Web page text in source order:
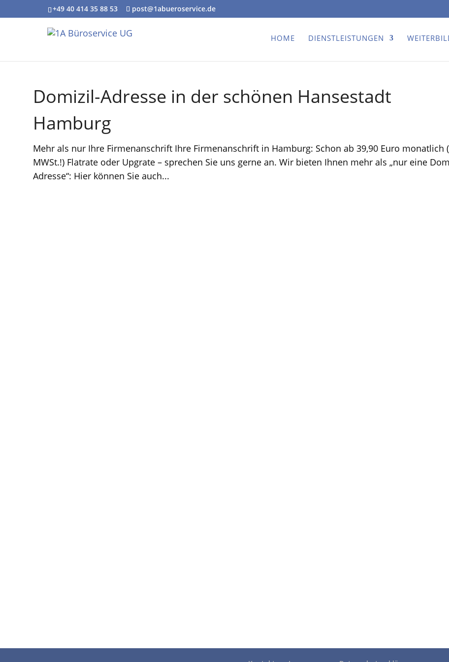
+49 40 414 35 88 53 post@1abueroservice.de
HOME DIENSTLEISTUNGEN
Domizil-Adresse in der schönen Hansestadt
Hamburg
Mehr als nur Ihre Firmenanschrift Ihre Firmenanschrift in Hamburg: Schon ab 39,90 Euro monatlich
MWSt.!) Flatrate oder Upgrate – sprechen Sie uns gerne an. Wir bieten Ihnen mehr als „nur eine
Adresse“: Hier können Sie auch...